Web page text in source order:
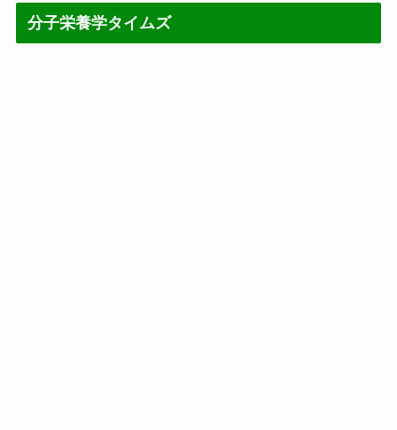
分子栄養学タイムズ